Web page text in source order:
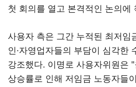
첫 회의를 열고 본격적인 논의에
사용자 측은 그간 누적된 최저임
인·자영업자들의 부담이 심각한
강조했다. 이명로 사용자위원은
상승률로 인해 저임금 노동자들